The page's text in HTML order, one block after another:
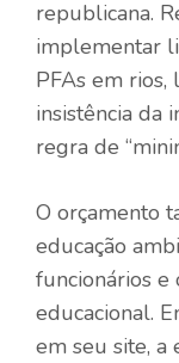
republicana.
implementar
PFAs em rios,
insistência da
regra de
O orçamento
educação
funcionários e
educacional.
em seu site,